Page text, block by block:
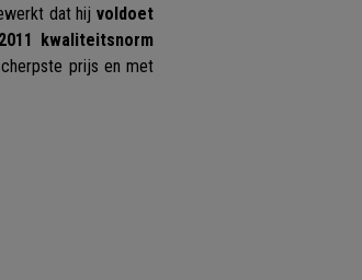
dat hij voldoet
kwaliteitsnorm
prijs en met